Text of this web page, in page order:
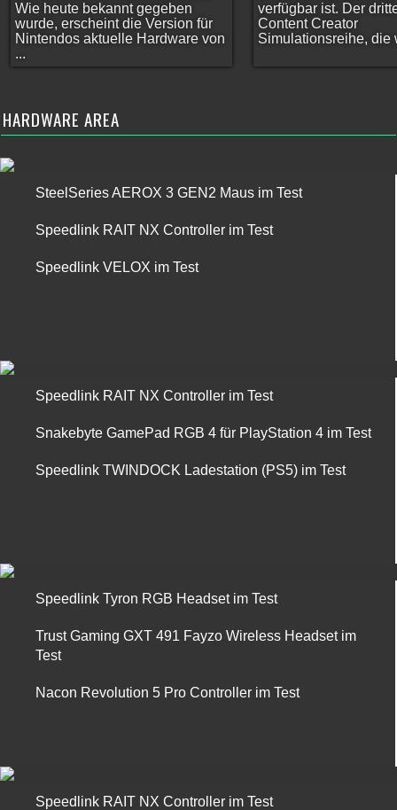
Wie heute bekannt gegeben
wurde, erscheint die Version für
Nintendos aktuelle Hardware von
...
verfügbar ist. Der
Content Creator
Simulationsreihe, die
HARDWARE AREA
SteelSeries AEROX 3 GEN2 Maus im Test
Speedlink RAIT NX Controller im Test
Speedlink VELOX im Test
Speedlink RAIT NX Controller im Test
Snakebyte GamePad RGB 4 für PlayStation 4 im Test
Speedlink TWINDOCK Ladestation (PS5) im Test
Speedlink Tyron RGB Headset im Test
Trust Gaming GXT 491 Fayzo Wireless Headset im
Test
Nacon Revolution 5 Pro Controller im Test
Speedlink RAIT NX Controller im Test